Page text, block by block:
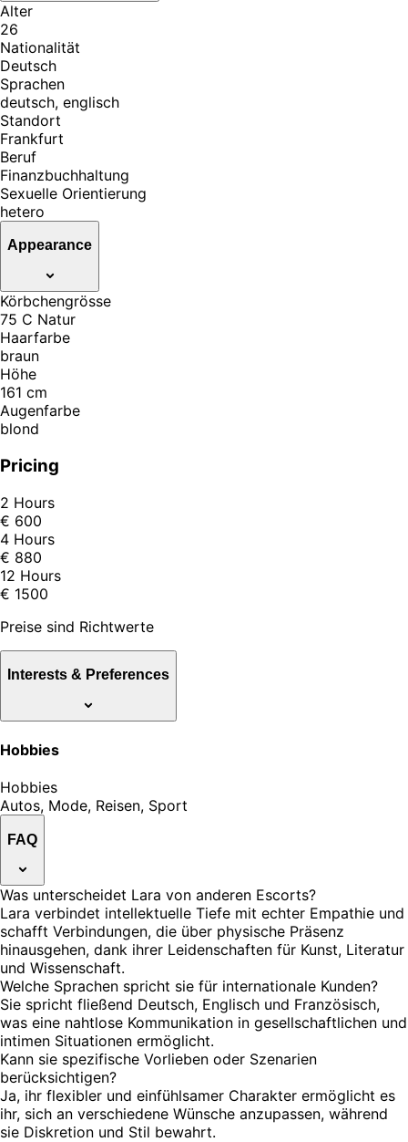
Alter
26
Nationalität
Deutsch
Sprachen
deutsch, englisch
Standort
Frankfurt
Beruf
Finanzbuchhaltung
Sexuelle Orientierung
hetero
Appearance
Körbchengrösse
75 C Natur
Haarfarbe
braun
Höhe
161 cm
Augenfarbe
blond
Pricing
2 Hours
€ 600
4 Hours
€ 880
12 Hours
€ 1500
Preise sind Richtwerte
Interests & Preferences
Hobbies
Hobbies
Autos, Mode, Reisen, Sport
FAQ
Was unterscheidet Lara von anderen Escorts?
Lara verbindet intellektuelle Tiefe mit echter Empathie und
schafft Verbindungen, die über physische Präsenz
hinausgehen, dank ihrer Leidenschaften für Kunst, Literatur
und Wissenschaft.
Welche Sprachen spricht sie für internationale Kunden?
Sie spricht fließend Deutsch, Englisch und Französisch,
was eine nahtlose Kommunikation in gesellschaftlichen und
intimen Situationen ermöglicht.
Kann sie spezifische Vorlieben oder Szenarien
berücksichtigen?
Ja, ihr flexibler und einfühlsamer Charakter ermöglicht es
ihr, sich an verschiedene Wünsche anzupassen, während
sie Diskretion und Stil bewahrt.